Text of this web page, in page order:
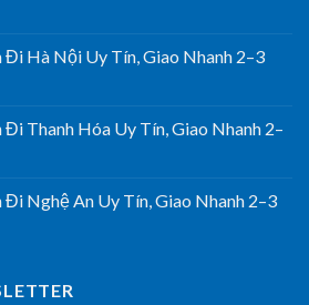
Đi Hà Nội Uy Tín, Giao Nhanh 2–3
Đi Thanh Hóa Uy Tín, Giao Nhanh 2–
Đi Nghệ An Uy Tín, Giao Nhanh 2–3